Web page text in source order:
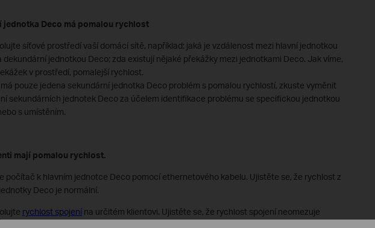
jednotka Deco má pomalou rychlost
síťové prostředí vaší domácí sítě, například: jaká je vzdálenost mezi hlavní jednotkou
dekundární jednotkou Deco; zda existují nějaké překážky mezi jednotkami Deco. Jak víme,
v prostředí, pomalejší rychlost.
pouze jedena sekundární jednotka Deco problém s pomalou rychlostí, zkuste vyměnit
sekundárních jednotek Deco za účelem identifikace problému se specifickou jednotkou
s umístěním.
mají pomalou rychlost.
počítač k hlavním jednotce Deco pomocí ethernetového kabelu. Ujistěte se, že rychlost z
Deco je normální.
rychlost spojenína určitém klientovi. Ujistěte se, že rychlost spojení neomezuje
rychlost stahování.